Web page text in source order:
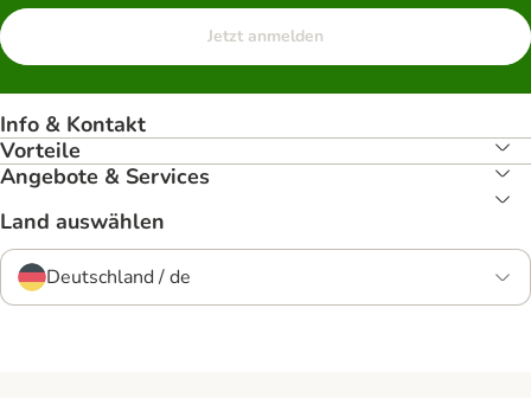
Jetzt anmelden
Info & Kontakt
Vorteile
Angebote & Services
Land auswählen
Deutschland / de